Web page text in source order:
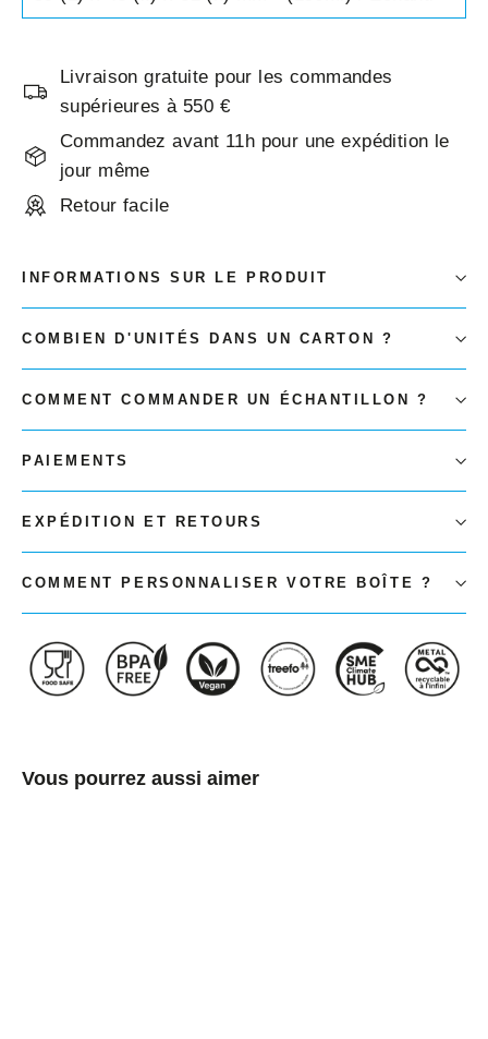
Livraison gratuite pour les commandes
supérieures à 550 €
Commandez avant 11h pour une expédition le
jour même
Retour facile
INFORMATIONS SUR LE PRODUIT
COMBIEN D'UNITÉS DANS UN CARTON ?
COMMENT COMMANDER UN ÉCHANTILLON ?
PAIEMENTS
EXPÉDITION ET RETOURS
COMMENT PERSONNALISER VOTRE BOÎTE ?
Vous pourrez aussi aimer